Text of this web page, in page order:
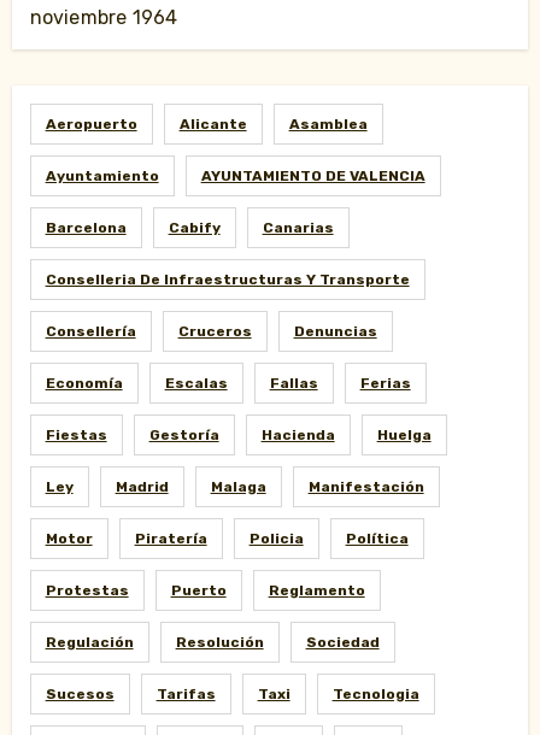
noviembre 1964
Aeropuerto Alicante Asamblea
Ayuntamiento AYUNTAMIENTO DE VALENCIA
Barcelona Cabify Canarias
Conselleria De Infraestructuras Y Transporte
Consellería Cruceros Denuncias
Economía Escalas Fallas Ferias
Fiestas Gestoría Hacienda Huelga
Ley Madrid Malaga Manifestación
Motor Piratería Policia Política
Protestas Puerto Reglamento
Regulación Resolución Sociedad
Sucesos Tarifas Taxi Tecnologia